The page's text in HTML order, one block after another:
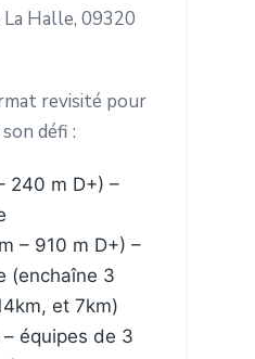
Halle, 09320
revisité pour
défi :
240 m D+) –
– 910 m D+) –
(enchaîne 3
et 7km)
équipes de 3